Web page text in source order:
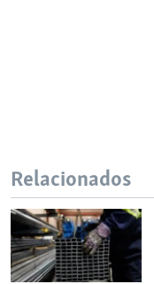
Relacionados